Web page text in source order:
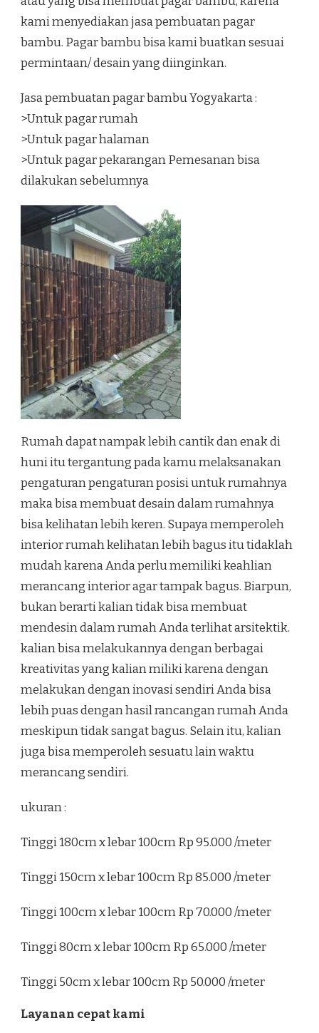
kami menyediakan jasa pembuatan pagar
bambu. Pagar bambu bisa kami buatkan sesuai
permintaan/ desain yang diinginkan.
Jasa pembuatan pagar bambu Yogyakarta :
>Untuk pagar rumah
>Untuk pagar halaman
>Untuk pagar pekarangan Pemesanan bisa
dilakukan sebelumnya
Rumah dapat nampak lebih cantik dan enak di
huni itu tergantung pada kamu melaksanakan
pengaturan pengaturan posisi untuk rumahnya
maka bisa membuat desain dalam rumahnya
bisa kelihatan lebih keren. Supaya memperoleh
interior rumah kelihatan lebih bagus itu tidaklah
mudah karena Anda perlu memiliki keahlian
merancang interior agar tampak bagus. Biarpun,
bukan berarti kalian tidak bisa membuat
mendesin dalam rumah Anda terlihat arsitektik.
kalian bisa melakukannya dengan berbagai
kreativitas yang kalian miliki karena dengan
melakukan dengan inovasi sendiri Anda bisa
lebih puas dengan hasil rancangan rumah Anda
meskipun tidak sangat bagus. Selain itu, kalian
juga bisa memperoleh sesuatu lain waktu
merancang sendiri.
ukuran :
Tinggi 180cm x lebar 100cm Rp 95.000 /meter
Tinggi 150cm x lebar 100cm Rp 85.000 /meter
Tinggi 100cm x lebar 100cm Rp 70.000 /meter
Tinggi 80cm x lebar 100cm Rp 65.000 /meter
Tinggi 50cm x lebar 100cm Rp 50.000 /meter
Layanan cepat kami